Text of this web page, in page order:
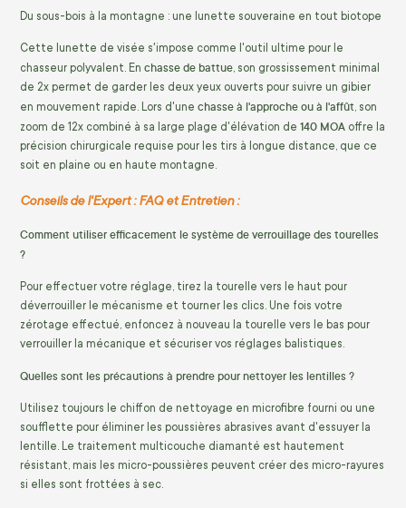
Du sous-bois à la montagne : une lunette souveraine en tout biotope
Cette lunette de visée s'impose comme l'outil ultime pour le
chasseur polyvalent. En chasse de battue, son grossissement minimal
de 2x permet de garder les deux yeux ouverts pour suivre un gibier
en mouvement rapide. Lors d'une chasse à l'approche ou à l'affût, son
zoom de 12x combiné à sa large plage d'élévation de 140 MOA offre la
précision chirurgicale requise pour les tirs à longue distance, que ce
soit en plaine ou en haute montagne.
Conseils de l'Expert : FAQ et Entretien :
Comment utiliser efficacement le système de verrouillage des tourelles
?
Pour effectuer votre réglage, tirez la tourelle vers le haut pour
déverrouiller le mécanisme et tourner les clics. Une fois votre
zérotage effectué, enfoncez à nouveau la tourelle vers le bas pour
verrouiller la mécanique et sécuriser vos réglages balistiques.
Quelles sont les précautions à prendre pour nettoyer les lentilles ?
Utilisez toujours le chiffon de nettoyage en microfibre fourni ou une
soufflette pour éliminer les poussières abrasives avant d'essuyer la
lentille. Le traitement multicouche diamanté est hautement
résistant, mais les micro-poussières peuvent créer des micro-rayures
si elles sont frottées à sec.